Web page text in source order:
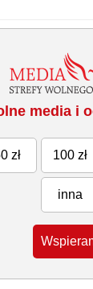
media i
zł 100 zł
inna